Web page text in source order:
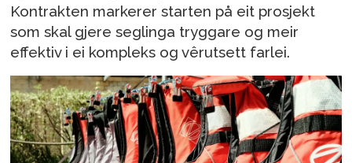
Kontrakten markerer starten på eit prosjekt
som skal gjere seglinga tryggare og meir
effektiv i ei kompleks og vêrutsett farlei.